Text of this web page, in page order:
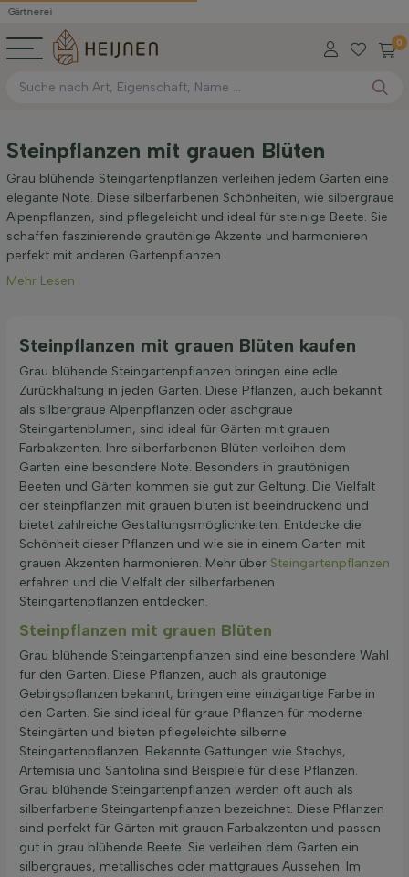
0
Steinpflanzen mit grauen Blüten
Grau blühende Steingartenpflanzen verleihen jedem Garten eine
elegante Note. Diese silberfarbenen Schönheiten, wie silbergraue
Alpenpflanzen, sind pflegeleicht und ideal für steinige Beete. Sie
schaffen faszinierende grautönige Akzente und harmonieren
perfekt mit anderen Gartenpflanzen.
Mehr Lesen
Steinpflanzen mit grauen Blüten kaufen
Grau blühende Steingartenpflanzen bringen eine edle
Zurückhaltung in jeden Garten. Diese Pflanzen, auch bekannt
als silbergraue Alpenpflanzen oder aschgraue
Steingartenblumen, sind ideal für Gärten mit grauen
Farbakzenten. Ihre silberfarbenen Blüten verleihen dem
Garten eine besondere Note. Besonders in grautönigen
Beeten und Gärten kommen sie gut zur Geltung. Die Vielfalt
der steinpflanzen mit grauen blüten ist beeindruckend und
bietet zahlreiche Gestaltungsmöglichkeiten. Entdecke die
Schönheit dieser Pflanzen und wie sie in einem Garten mit
grauen Akzenten harmonieren. Mehr über Steingartenpflanzen
erfahren und die Vielfalt der silberfarbenen
Steingartenpflanzen entdecken.
Steinpflanzen mit grauen Blüten
Grau blühende Steingartenpflanzen sind eine besondere Wahl
für den Garten. Diese Pflanzen, auch als grautönige
Gebirgspflanzen bekannt, bringen eine einzigartige Farbe in
den Garten. Sie sind ideal für graue Pflanzen für moderne
Steingärten und bieten pflegeleichte silberne
Steingartenpflanzen. Bekannte Gattungen wie Stachys,
Artemisia und Santolina sind Beispiele für diese Pflanzen.
Grau blühende Steingartenpflanzen werden oft auch als
silberfarbene Steingartenpflanzen bezeichnet. Diese Pflanzen
sind perfekt für Gärten mit grauen Farbakzenten und passen
gut in grau blühende Beete. Sie verleihen dem Garten ein
silbergraues, metallisches oder mattgraues Aussehen. Im